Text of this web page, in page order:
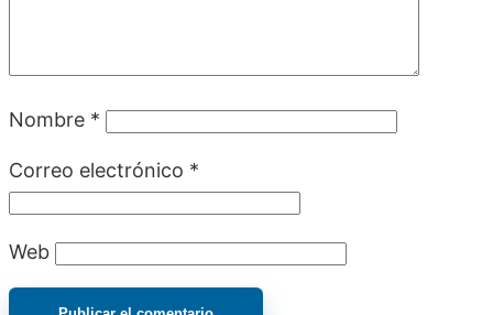
Nombre *
Correo electrónico *
Web